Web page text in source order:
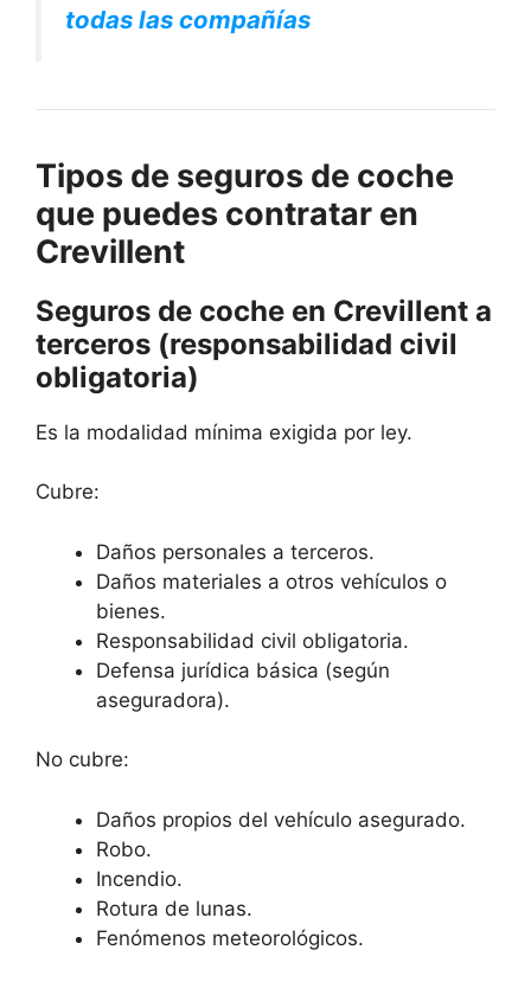
todas las compañías
Tipos de seguros de coche
que puedes contratar en
Crevillent
Seguros de coche en Crevillent a
terceros (responsabilidad civil
obligatoria)
Es la modalidad mínima exigida por ley.
Cubre:
Daños personales a terceros.
Daños materiales a otros vehículos o
bienes.
Responsabilidad civil obligatoria.
Defensa jurídica básica (según
aseguradora).
No cubre:
Daños propios del vehículo asegurado.
Robo.
Incendio.
Rotura de lunas.
Fenómenos meteorológicos.